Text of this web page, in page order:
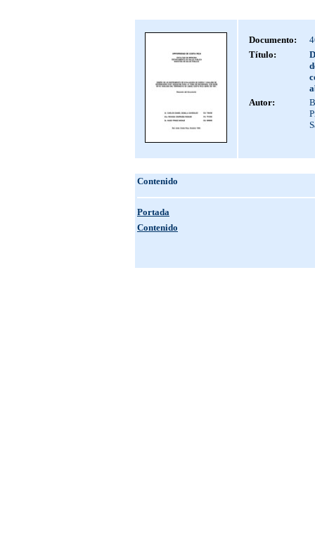
Documento:
Título:
Autor:
Contenido
Portada
Contenido